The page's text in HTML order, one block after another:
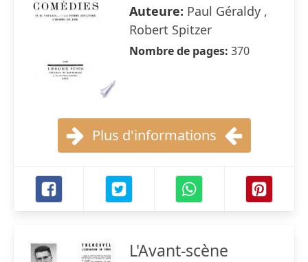
Auteure: Paul Géraldy ,
Robert Spitzer
Nombre de pages: 370
Plus d'informations
L'Avant-scène